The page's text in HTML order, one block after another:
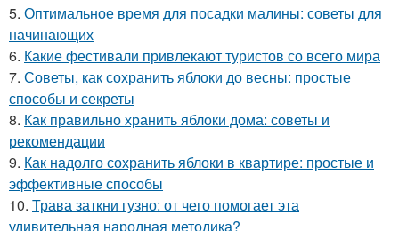
5. Оптимальное время для посадки малины: советы для
начинающих
6. Какие фестивали привлекают туристов со всего мира
7. Советы, как сохранить яблоки до весны: простые
способы и секреты
8. Как правильно хранить яблоки дома: советы и
рекомендации
9. Как надолго сохранить яблоки в квартире: простые и
эффективные способы
10. Трава заткни гузно: от чего помогает эта
удивительная народная методика?